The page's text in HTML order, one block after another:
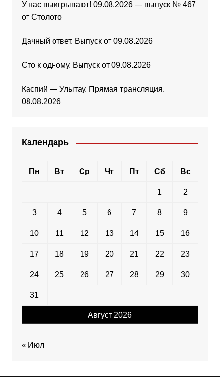
У нас выигрывают! 09.08.2026 — выпуск № 467
от Столото
Дачный ответ. Выпуск от 09.08.2026
Сто к одному. Выпуск от 09.08.2026
Каспий — Улытау. Прямая трансляция.
08.08.2026
Календарь
Август 2026
Пн Вт Ср Чт Пт Сб Вс
1 2
3 4 5 6 7 8 9
10 11 12 13 14 15 16
17 18 19 20 21 22 23
24 25 26 27 28 29 30
31
« Июл